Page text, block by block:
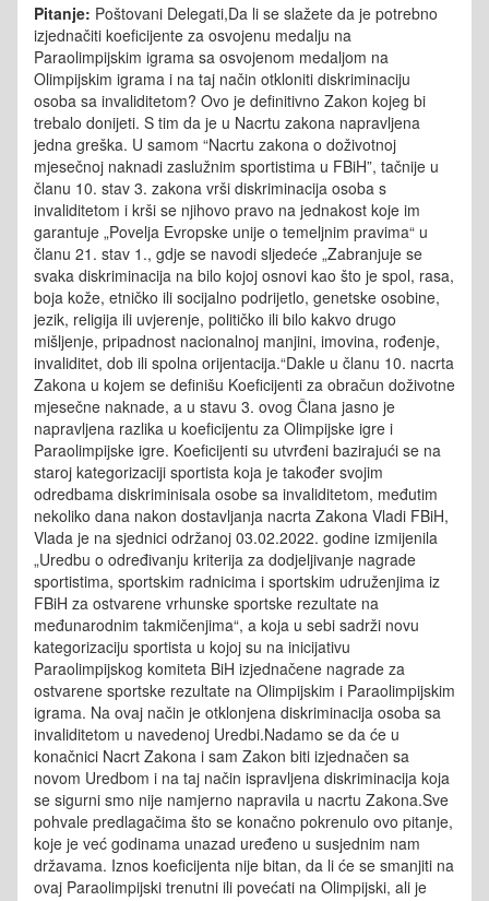
Pitanje: Poštovani Delegati,Da li se slažete da je potrebno
izjednačiti koeficijente za osvojenu medalju na
Paraolimpijskim igrama sa osvojenom medaljom na
Olimpijskim igrama i na taj način otkloniti diskriminaciju
osoba sa invaliditetom? Ovo je definitivno Zakon kojeg bi
trebalo donijeti. S tim da je u Nacrtu zakona napravljena
jedna greška. U samom “Nacrtu zakona o doživotnoj
mjesečnoj naknadi zaslužnim sportistima u FBiH”, tačnije u
članu 10. stav 3. zakona vrši diskriminacija osoba s
invaliditetom i krši se njihovo pravo na jednakost koje im
garantuje „Povelja Evropske unije o temeljnim pravima“ u
članu 21. stav 1., gdje se navodi sljedeće „Zabranjuje se
svaka diskriminacija na bilo kojoj osnovi kao što je spol, rasa,
boja kože, etničko ili socijalno podrijetlo, genetske osobine,
jezik, religija ili uvjerenje, političko ili bilo kakvo drugo
mišljenje, pripadnost nacionalnoj manjini, imovina, rođenje,
invaliditet, dob ili spolna orijentacija.“Dakle u članu 10. nacrta
Zakona u kojem se definišu Koeficijenti za obračun doživotne
mjesečne naknade, a u stavu 3. ovog Člana jasno je
napravljena razlika u koeficijentu za Olimpijske igre i
Paraolimpijske igre. Koeficijenti su utvrđeni bazirajući se na
staroj kategorizaciji sportista koja je također svojim
odredbama diskriminisala osobe sa invaliditetom, međutim
nekoliko dana nakon dostavljanja nacrta Zakona Vladi FBiH,
Vlada je na sjednici održanoj 03.02.2022. godine izmijenila
„Uredbu o određivanju kriterija za dodjeljivanje nagrade
sportistima, sportskim radnicima i sportskim udruženjima iz
FBiH za ostvarene vrhunske sportske rezultate na
međunarodnim takmičenjima“, a koja u sebi sadrži novu
kategorizaciju sportista u kojoj su na inicijativu
Paraolimpijskog komiteta BiH izjednačene nagrade za
ostvarene sportske rezultate na Olimpijskim i Paraolimpijskim
igrama. Na ovaj način je otklonjena diskriminacija osoba sa
invaliditetom u navedenoj Uredbi.Nadamo se da će u
konačnici Nacrt Zakona i sam Zakon biti izjednačen sa
novom Uredbom i na taj način ispravljena diskriminacija koja
se sigurni smo nije namjerno napravila u nacrtu Zakona.Sve
pohvale predlagačima što se konačno pokrenulo ovo pitanje,
koje je već godinama unazad uređeno u susjednim nam
državama. Iznos koeficijenta nije bitan, da li će se smanjiti na
ovaj Paraolimpijski trenutni ili povećati na Olimpijski, ali je